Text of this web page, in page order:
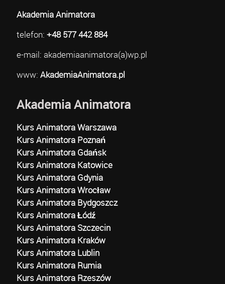
Akademia Animatora
telefon: +48 577 442 884
e-mail: akademiaanimatora(a)wp.pl
www: AkademiaAnimatora.pl
Akademia Animatora
Kurs Animatora Warszawa
Kurs Animatora Poznań
Kurs Animatora Gdańsk
Kurs Animatora Katowice
Kurs Animatora Gdynia
Kurs Animatora Wrocław
Kurs Animatora Bydgoszcz
Kurs Animatora Łódź
Kurs Animatora Szczecin
Kurs Animatora Kraków
Kurs Animatora Lublin
Kurs Animatora Rumia
Kurs Animatora Rzeszów